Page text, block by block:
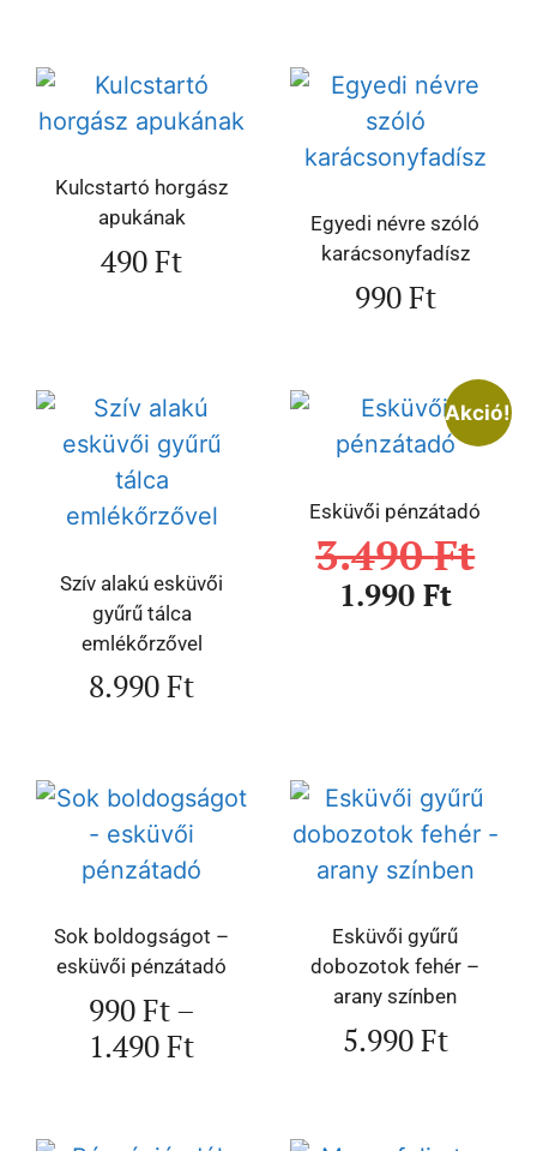
Kulcstartó horgász
apukának
490Ft
Egyedi névre szóló
karácsonyfadísz
990Ft
Szív alakú esküvői
gyűrű tálca
emlékőrzővel
8.990Ft
Akció!
Esküvői pénzátadó
3.490Ft
1.990 Ft
Sok boldogságot –
esküvői pénzátadó
990Ft–
1.490Ft
Esküvői gyűrű
dobozotok fehér –
arany színben
5.990Ft